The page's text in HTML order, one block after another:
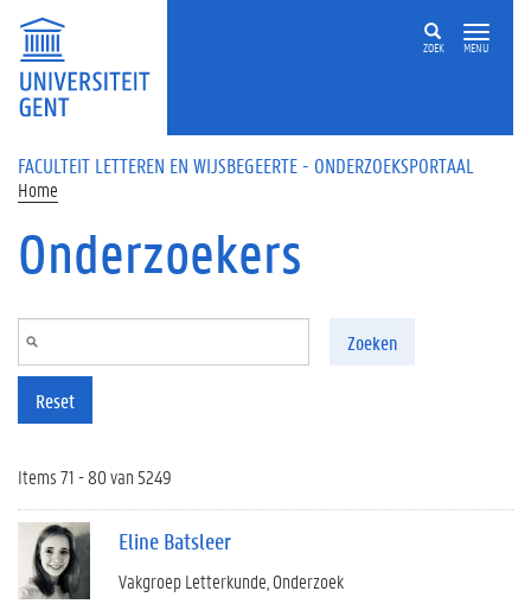
Overslaan en naar de inhoud gaan
ZOEK MENU
FACULTEIT LETTEREN EN WIJSBEGEERTE - ONDERZOEKSPORTAAL
Home
Onderzoekers
Zoeken
Reset
Items 71 - 80 van 5249
Eline Batsleer
Vakgroep Letterkunde Onderzoek